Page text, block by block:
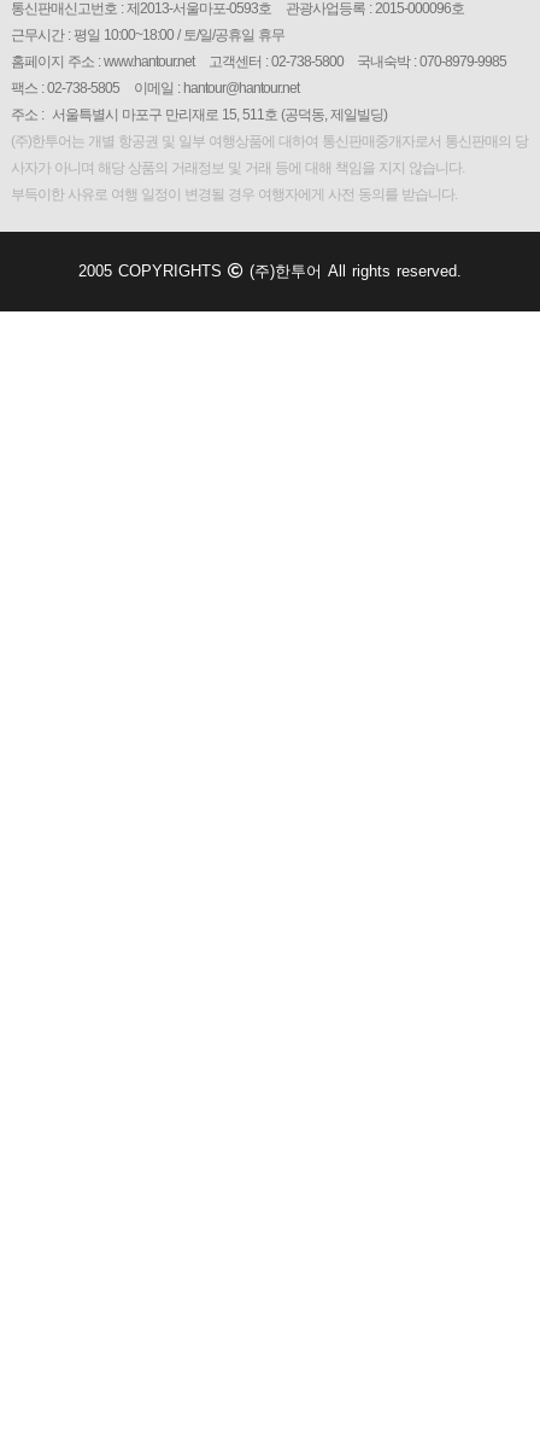
통신판매신고번호 : 제2013-서울마포-0593호
관광사업등록 : 2015-000096호
근무시간 : 평일 10:00~18:00 / 토/일/공휴일 휴무
홈페이지 주소 : www.hantour.net
고객센터 : 02-738-5800
국내숙박 : 070-8979-9985
팩스 : 02-738-5805
이메일 : hantour@hantour.net
주소 : 서울특별시 마포구 만리재로 15, 511호 (공덕동, 제일빌딩)
(주)한투어는 개별 항공권 및 일부 여행상품에 대하여 통신판매중개자로서 통신판매의 당
사자가 아니며 해당 상품의 거래정보 및 거래 등에 대해 책임을 지지 않습니다.
부득이한 사유로 여행 일정이 변경될 경우 여행자에게 사전 동의를 받습니다.
2005 COPYRIGHTS (주)한투어 All rights reserved.